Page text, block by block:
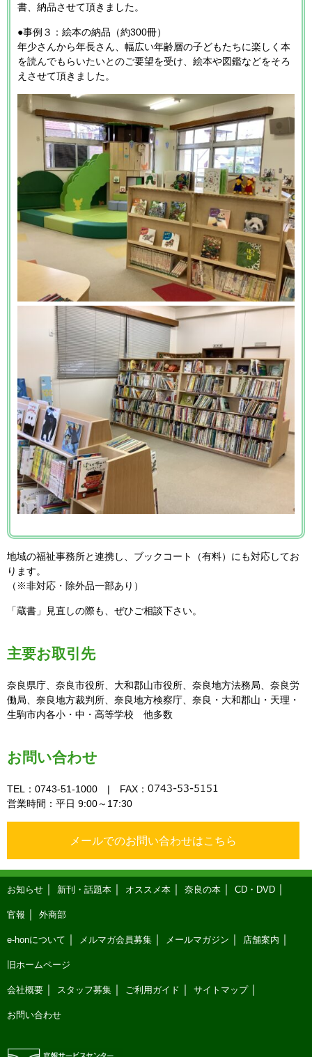
書、納品させて頂きました。
●事例３：絵本の納品（約300冊）
年少さんから年長さん、幅広い年齢層の子どもたちに楽しく本
を読んでもらいたいとのご要望を受け、絵本や図鑑などをそろ
えさせて頂きました。
地域の福祉事務所と連携し、ブックコート（有料）にも対応してお
ります。
（※非対応・除外品一部あり）
「蔵書」見直しの際も、ぜひご相談下さい。
主要お取引先
奈良県庁、奈良市役所、大和郡山市役所、奈良地方法務局、奈良労
働局、奈良地方裁判所、奈良地方検察庁、奈良・大和郡山・天理・
生駒市内各小・中・高等学校 他多数
お問い合わせ
TEL：0743-51-1000 | FAX：
営業時間：平日 9:00～17:30
メールでのお問い合わせはこちら
お知らせ 新刊・話題本 オススメ本 奈良の本 CD・DVD
官報 外商部
e-honについて メルマガ会員募集 メールマガジン 店舗案内
旧ホームページ
会社概要 スタッフ募集 ご利用ガイド サイトマップ
お問い合わせ